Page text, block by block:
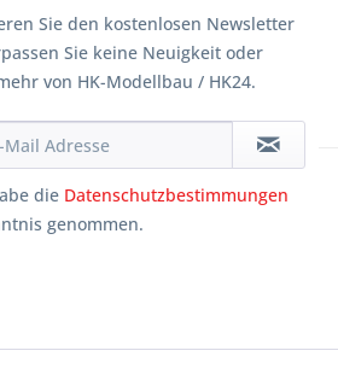
Sie den kostenlosen Newsletter
Sie keine Neuigkeit oder
von HK-Modellbau / HK24.
die Datenschutzbestimmungen
genommen.